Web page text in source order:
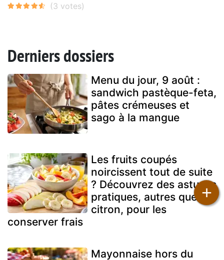
Derniers dossiers
Menu du jour, 9 août :
sandwich pastèque-feta,
pâtes crémeuses et
sago à la mangue
Les fruits coupés
noircissent tout de suite
? Découvrez des astuces
pratiques, autres que le
citron, pour les
conserver frais
Mayonnaise hors du
+